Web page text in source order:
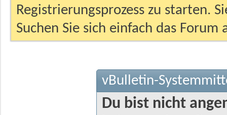
Registrierungsprozess zu starten.
Suchen Sie sich einfach das
vBulletin-
Du bist nicht